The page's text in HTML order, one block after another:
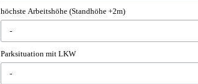
höchste Arbeitshöhe (Standhöhe +2m)
Parksituation mit LKW